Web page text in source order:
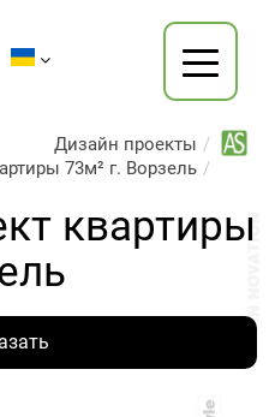
Дизайн проекты
73м² г. Ворзель
квартиры